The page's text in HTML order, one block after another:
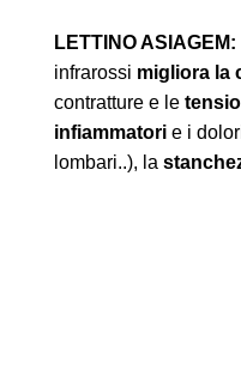
LETTINO ASIAGEM:
infrarossi migliora la
contratture e le
infiammatori e i
lombari..), la